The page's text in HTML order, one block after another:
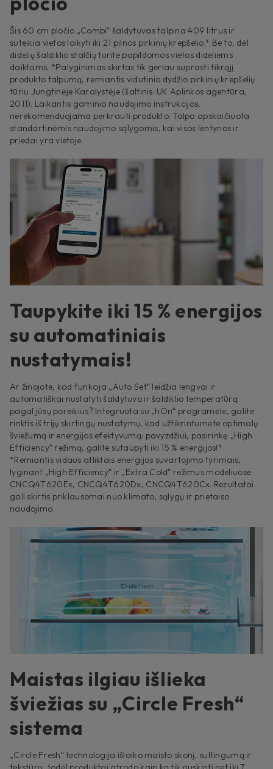
Šis 60 cm pločio „Combi“ šaldytuvas talpina 409 litrus ir
suteikia vietos laikyti iki 21 pilnos pirkinių krepšelio.* Be to, dėl
didelių šaldiklio stalčių turite papildomos vietos dideliems
daiktams. *Palyginimas skirtas tik geriau suprasti tikrąjį
produkto talpumą, remiantis vidutinio dydžio pirkinių krepšelių
tūriu Jungtinėje Karalystėje (šaltinis: UK Aplinkos agentūra,
2011). Laikantis gaminio naudojimo instrukcijos,
nerekomenduojama perkrauti produkto. Talpa apskaičiuota
standartinėmis naudojimo sąlygomis, kai visos lentynos ir
priedai yra vietoje.
Taupykite iki 15 % energijos
su automatiniais
nustatymais!
Ar žinojote, kad funkcija „Auto Set“ leidžia lengvai ir
automatiškai nustatyti šaldytuvo ir šaldiklio temperatūrą
pagal jūsų poreikius? Integruota su „hOn“ programėle, galite
rinktis iš trijų skirtingų nustatymų, kad užtikrintumėte optimalų
šviežumą ir energijos efektyvumą: pavyzdžiui, pasirinkę „High
Efficiency“ režimą, galite sutaupyti iki 15 % energijos!*
*Remiantis vidaus atliktais energijos suvartojimo tyrimais,
lyginant „High Efficiency“ ir „Extra Cold“ režimus modeliuose
CNCQ4T620Ex, CNCQ4T620Dx, CNCQ4T620Cx. Rezultatai
gali skirtis priklausomai nuo klimato, sąlygų ir prietaiso
naudojimo.
Maistas ilgiau išlieka
šviežias su „Circle Fresh“
sistema
„Circle Fresh“ technologija išlaiko maisto skonį, sultingumą ir